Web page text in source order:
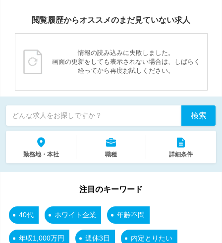
閲覧履歴からオススメのまだ見ていない求人
情報の読み込みに失敗しました。
画面の更新をしても表示されない場合は、しばらく
経ってから再度お試しください。
どんな求人をお探しですか？ 検索
勤務地・本社 職種 詳細条件
注目のキーワード
40代 ホワイト企業 年齢不問
年収1,000万円 週休3日 内定とりたい